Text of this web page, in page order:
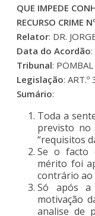
QUE IMPEDE
RECURSO CRIME
Relator: DR.
Data do Acordão
Tribunal: POMBAL
Legislação: ART.º
Sumário:
Toda a
previsto no
“requisitos
Se o facto
mérito foi
contrário ao
Só após a
motivação
analise de